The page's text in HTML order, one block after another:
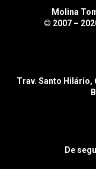
Molina
© 2007 –
Trav. Santo Hilário,
De